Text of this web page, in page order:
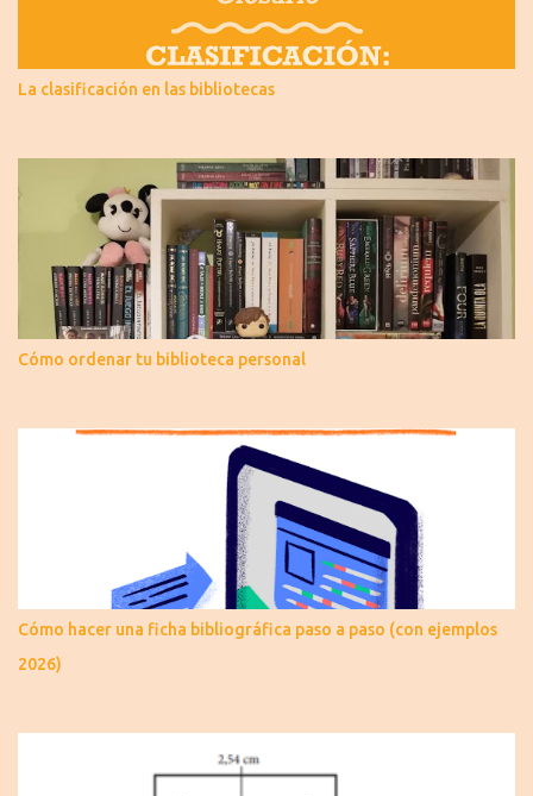
La clasificación en las bibliotecas
Cómo ordenar tu biblioteca personal
Cómo hacer una ficha bibliográfica paso a paso (con ejemplos
2026)